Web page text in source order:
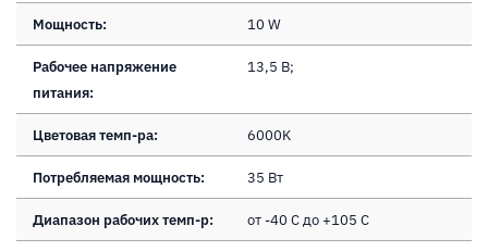
Мощность: 10 W
Рабочее напряжение
питания:
13,5 В;
Цветовая темп-ра: 6000K
Потребляемая мощность: 35 Вт
Диапазон рабочих темп-р: от -40 С до +105 С